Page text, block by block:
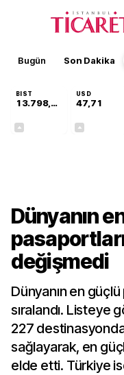
Bugün Son Dakika
BIST
13.798,82
USD
47,71
Dünyanın
değişmedi
Dünyanın en
sıralandı. Listeye
227
sağlayarak, en
elde etti. Türkiye